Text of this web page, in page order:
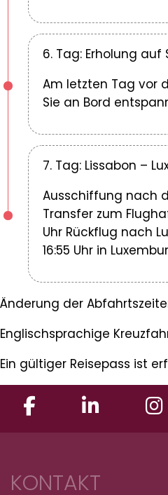
6. Tag: Erholung auf
Am letzten Tag vor
Sie an Bord
7. Tag: Lissabon –
Ausschiffung nach
Transfer zum
Uhr Rückflug nach
16:55 Uhr in
Änderung der
Englischsprachige
Ein gültiger Reisepass ist
KONTAKT